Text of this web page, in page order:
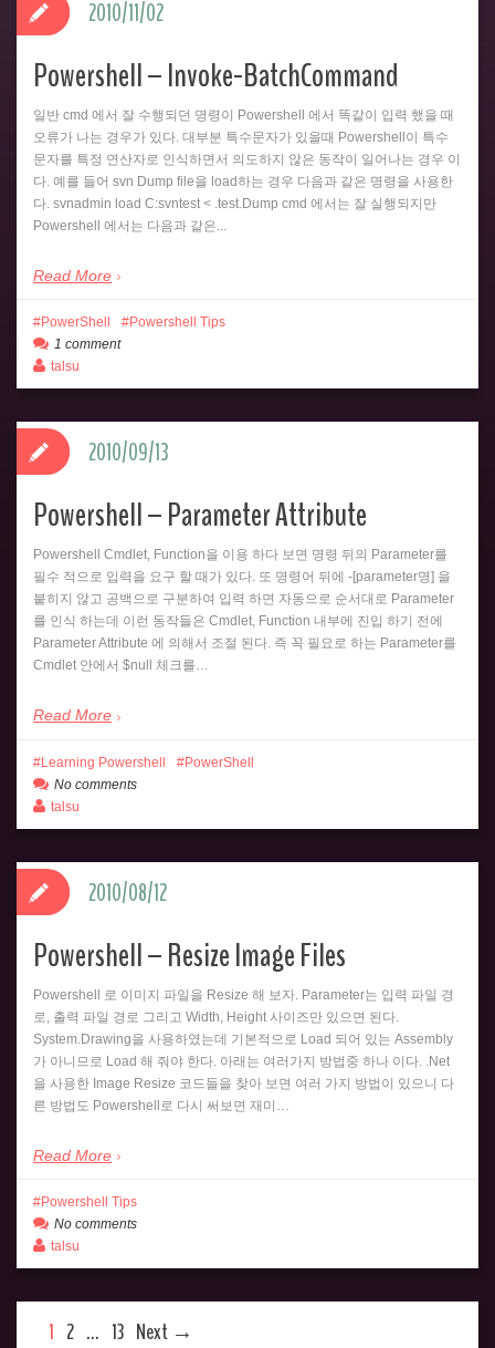
Powershell – Invoke-BatchCommand
일반 cmd 에서 잘 수행되던 명령이 Powershell 에서 똑같이 입력 했을 때
오류가 나는 경우가 있다. 대부분 특수문자가 있을때 Powershell이 특수
문자를 특정 연산자로 인식하면서 의도하지 않은 동작이 일어나는 경우 이
다. 예를 들어 svn Dump file을 load하는 경우 다음과 같은 명령을 사용한
다. svnadmin load C:svntest < .test.Dump cmd 에서는 잘 실행되지만
Powershell 에서는 다음과 같은...
Read More
2010/11/02
PowerShell
Powershell Tips
1 comment
talsu
Powershell – Parameter Attribute
Powershell Cmdlet, Function을 이용 하다 보면 명령 뒤의 Parameter를
필수 적으로 입력을 요구 할 때가 있다. 또 명령어 뒤에 -[parameter명] 을
붙히지 않고 공백으로 구분하여 입력 하면 자동으로 순서대로 Parameter
를 인식 하는데 이런 동작들은 Cmdlet, Function 내부에 진입 하기 전에
Parameter Attribute 에 의해서 조절 된다. 즉 꼭 필요로 하는 Parameter를
Cmdlet 안에서 $null 체크를…
Read More
2010/09/13
Learning Powershell
PowerShell
No comments
talsu
Powershell – Resize Image Files
Powershell 로 이미지 파일을 Resize 해 보자. Parameter는 입력 파일 경
로, 출력 파일 경로 그리고 Width, Height 사이즈만 있으면 된다.
System.Drawing을 사용하였는데 기본적으로 Load 되어 있는 Assembly
가 아니므로 Load 해 줘야 한다. 아래는 여러가지 방법중 하나 이다. .Net
을 사용한 Image Resize 코드들을 찾아 보면 여러 가지 방법이 있으니 다
른 방법도 Powershell로 다시 써보면 재미…
Read More
2010/08/12
Powershell Tips
No comments
talsu
1 2 … 13 Next →